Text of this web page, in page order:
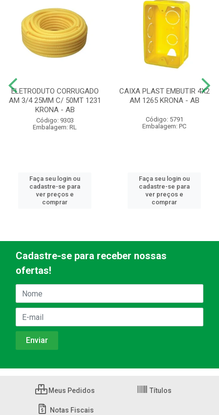
ELETRODUTO CORRUGADO
AM 3/4 25MM C/ 50MT 1231
KRONA - AB
Código: 9303
Embalagem: RL
Faça seu login ou
cadastre-se para
ver preços e
comprar
CAIXA PLAST EMBUTIR 4X2
AM 1265 KRONA - AB
Código: 5791
Embalagem: PC
Faça seu login ou
cadastre-se para
ver preços e
comprar
Cadastre-se para receber nossas
ofertas!
Meus Pedidos Títulos
Notas Fiscais